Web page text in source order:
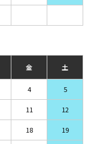
金 土
4 5
11 12
18 19